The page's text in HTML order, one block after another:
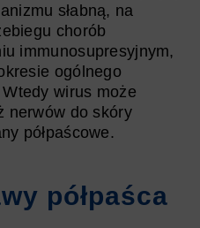
słabną, na
chorób
immunosupresyjnym,
ogólnego
wirus może
nerwów do skóry
półpaścowe.
półpaśca